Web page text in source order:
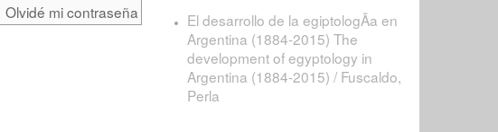
Olvidé mi contraseña
El desarrollo de la egiptologÃ­a en
Argentina (1884-2015) The
development of egyptology in
Argentina (1884-2015) / Fuscaldo,
Perla